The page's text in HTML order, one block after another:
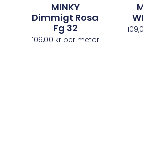
MINKY
Dimmigt Rosa
Fg 32
109,00 krper meter